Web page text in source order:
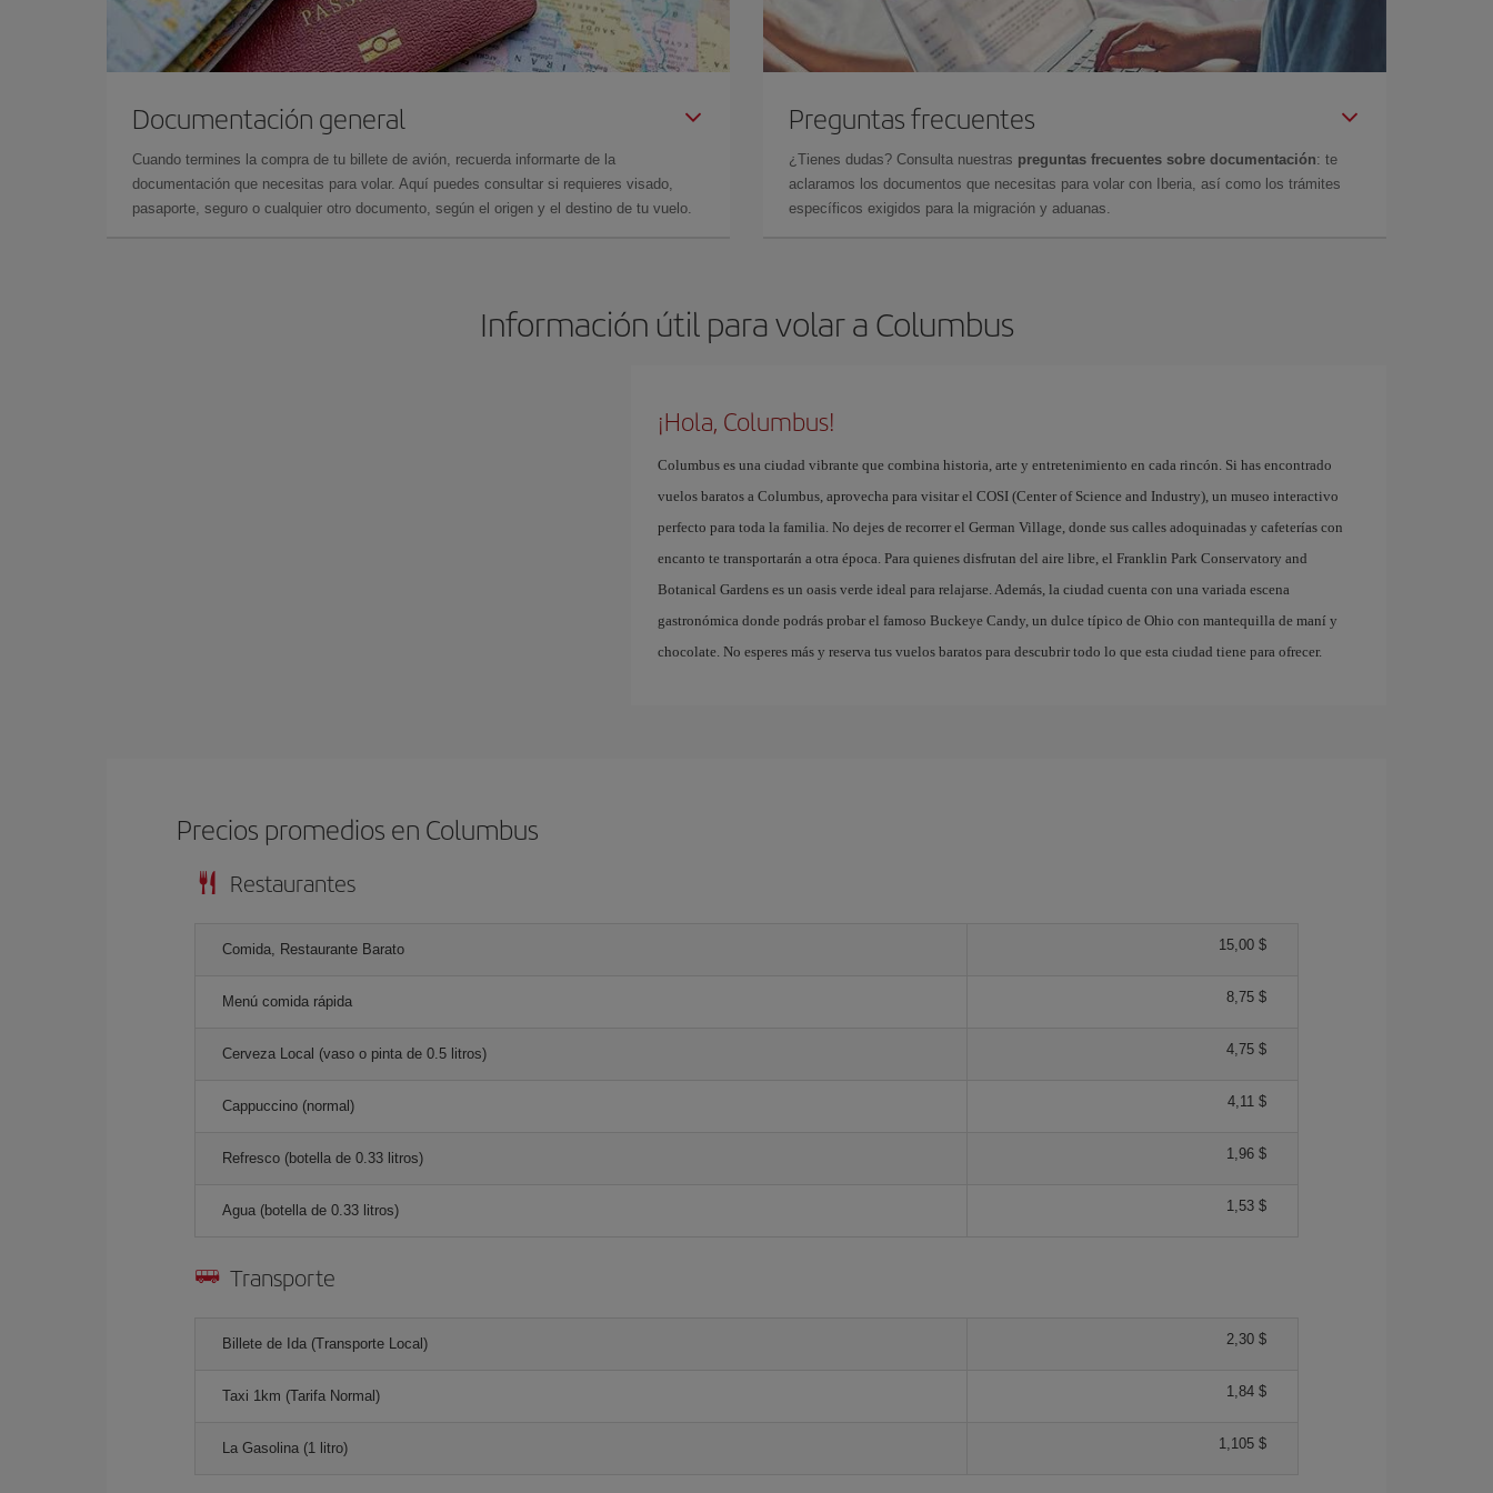
Documentación general
Cuando termines la compra de tu billete de avión, recuerda informarte de la
documentación que necesitas para volar. Aquí puedes consultar si requieres visado,
pasaporte, seguro o cualquier otro documento, según el origen y el destino de tu vuelo.
Preguntas frecuentes
¿Tienes dudas? Consulta nuestras preguntas frecuentes sobre documentación: te
aclaramos los documentos que necesitas para volar con Iberia, así como los trámites
específicos exigidos para la migración y aduanas.
Información útil para volar a Columbus
¡Hola, Columbus!
Columbus es una ciudad vibrante que combina historia, arte y entretenimiento en cada rincón. Si has encontrado
vuelos baratos a Columbus, aprovecha para visitar el COSI (Center of Science and Industry), un museo interactivo
perfecto para toda la familia. No dejes de recorrer el German Village, donde sus calles adoquinadas y cafeterías con
encanto te transportarán a otra época. Para quienes disfrutan del aire libre, el Franklin Park Conservatory and
Botanical Gardens es un oasis verde ideal para relajarse. Además, la ciudad cuenta con una variada escena
gastronómica donde podrás probar el famoso Buckeye Candy, un dulce típico de Ohio con mantequilla de maní y
chocolate. No esperes más y reserva tus vuelos baratos para descubrir todo lo que esta ciudad tiene para ofrecer.
Precios promedios en Columbus
Restaurantes
Comida, Restaurante Barato 15,00 $
Menú comida rápida 8,75 $
Cerveza Local (vaso o pinta de 0.5 litros) 4,75 $
Cappuccino (normal) 4,11 $
Refresco (botella de 0.33 litros) 1,96 $
Agua (botella de 0.33 litros) 1,53 $
Transporte
Billete de Ida (Transporte Local) 2,30 $
Taxi 1km (Tarifa Normal) 1,84 $
La Gasolina (1 litro) 1,105 $